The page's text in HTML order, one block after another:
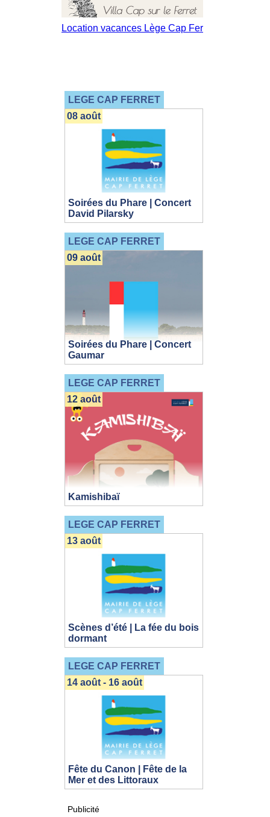
LEGE CAP FERRET
Soirées du Phare | Concert
David Pilarsky
08 août
LEGE CAP FERRET
Soirées du Phare | Concert
Gaumar
09 août
LEGE CAP FERRET
Kamishibaï
12 août
LEGE CAP FERRET
Scènes d’été | La fée du bois
dormant
13 août
LEGE CAP FERRET
Fête du Canon | Fête de la
Mer et des Littoraux
14 août - 16 août
Publicité